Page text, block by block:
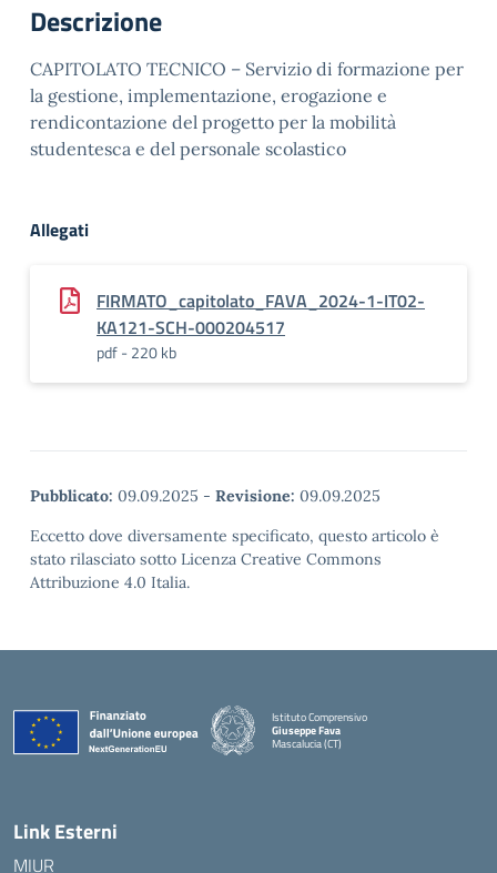
Descrizione
CAPITOLATO TECNICO – Servizio di formazione per
la gestione, implementazione, erogazione e
rendicontazione del progetto per la mobilità
studentesca e del personale scolastico
Allegati
FIRMATO_capitolato_FAVA_2024-1-IT02-
KA121-SCH-000204517
pdf - 220 kb
Pubblicato: 09.09.2025 - Revisione: 09.09.2025
Eccetto dove diversamente specificato, questo articolo è
stato rilasciato sotto Licenza Creative Commons
Attribuzione 4.0 Italia.
Istituto Comprensivo
Giuseppe Fava
Mascalucia (CT)
Link Esterni
MIUR